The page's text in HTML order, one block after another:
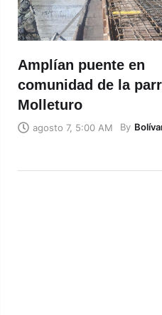
Amplían puente en
comunidad de la
Molleturo
agosto 7, 5:00 AM By